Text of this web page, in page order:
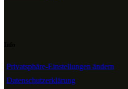
Privatsphäre-Einstellungen ändern
Datenschutzerklärung